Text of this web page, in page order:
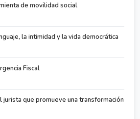
de movilidad social
la intimidad y la vida democrática
Fiscal
jurista que promueve una transformación